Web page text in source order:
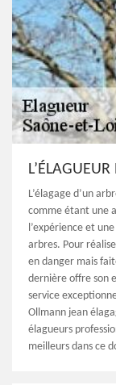
L’élagage d’un
comme étant une
l’expérience et
arbres. Pour
en danger mais
dernière offre son
service
Ollmann jean
élagueurs
meilleurs dans ce